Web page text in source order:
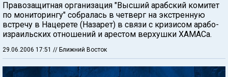
Правозащитная организация "Высший арабский комитет
по мониторингу" собралась в четверг на экстренную
встречу в Нацерете (Назарет) в связи с кризисом арабо-
израильских отношений и арестом верхушки ХАМАСа.
29.06.2006 17:51 // Ближний Восток